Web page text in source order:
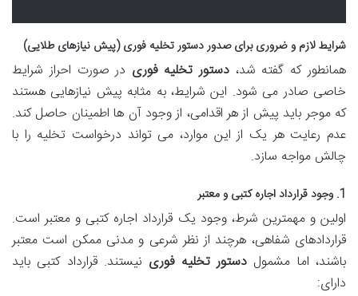
شرایط لازم و ضروری برای صدور دستور تخلیه فوری (پیش نیازهای طلایی)
همانطور که گفته شد،دستور تخلیه فوری در صورت احراز شرایط
خاصی صادر می شود. این شرایط، به مثابه پیش نیازهایی هستند
که موجر باید پیش از هر اقدامی، از وجود آن ها اطمینان حاصل کند.
عدم رعایت هر یک از این موارد، می تواند درخواست تخلیه را با
چالش مواجه سازد.
1. وجود قرارداد اجاره کتبی و معتبر
اولین و مهمترین شرط، وجود یک قرارداد اجاره کتبی و معتبر است.
قراردادهای شفاهی، هرچند از نظر شرعی و مدنی ممکن است معتبر
باشند، اما مشمول دستور تخلیه فوری نیستند. قرارداد کتبی باید
دارای: